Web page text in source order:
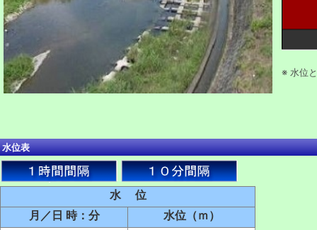
※ 水位
水位表
水 位
月／日 時：分
水位（ｍ）